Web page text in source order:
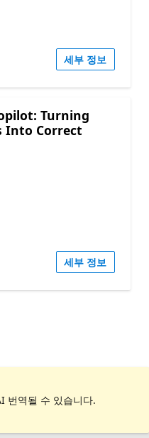
세부 정보
Turning
Into Correct
세부 정보
번역될 수 있습니다.